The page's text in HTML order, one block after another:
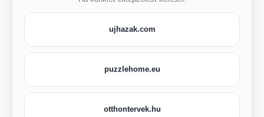
ujhazak.com
puzzlehome.eu
otthontervek.hu